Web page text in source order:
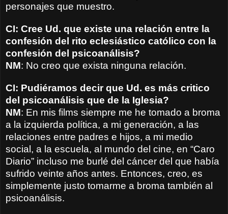
personajes que muestro.
CI: Cree Ud. que existe una relación entre la
confesión del rito eclesiástico católico con la
confesión del psicoanálisis?
NM: No creo que exista ninguna relación.
CI: Pudiéramos decir que Ud. es más critico
del psicoanálisis que de la Iglesia?
NM: En mis films siempre me he tomado a broma
a la izquierda política, a mi generación, a las
relaciones entre padres e hijos, a mi medio
social, a la escuela, al mundo del cine, en “Caro
Diario” incluso me burlé del cáncer del que había
sufrido veinte años antes. Entonces, creo, es
simplemente justo tomarme a broma también al
psicoanálisis.